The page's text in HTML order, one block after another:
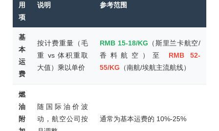
用
项
说明 参考范围
基
本
运
费
按计费重量（毛
重 vs 体积重取
大值）乘以单价
RMB 15-18/KG （斯里兰卡航空/
香料航空）至 RMB 52-
55/KG （南航/埃航主流航线）
燃
油
附
随国际油价波
动，航空公司按
通常为基本运费的 10%-25%